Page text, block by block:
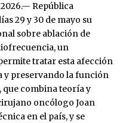
República
29 y 30 de mayo su
sobre ablación de
un
tratar esta afección
y preservando la función
que combina teoría y
oncólogo Joan
en el país, y se